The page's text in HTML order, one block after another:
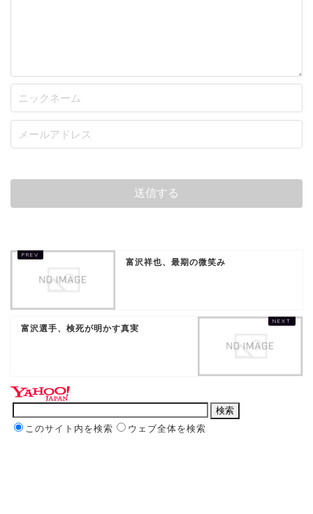
富沢祥也、最期の微笑み
富沢選手、検死が明かす真実
このサイト内を検索 ウェブ全体を検索